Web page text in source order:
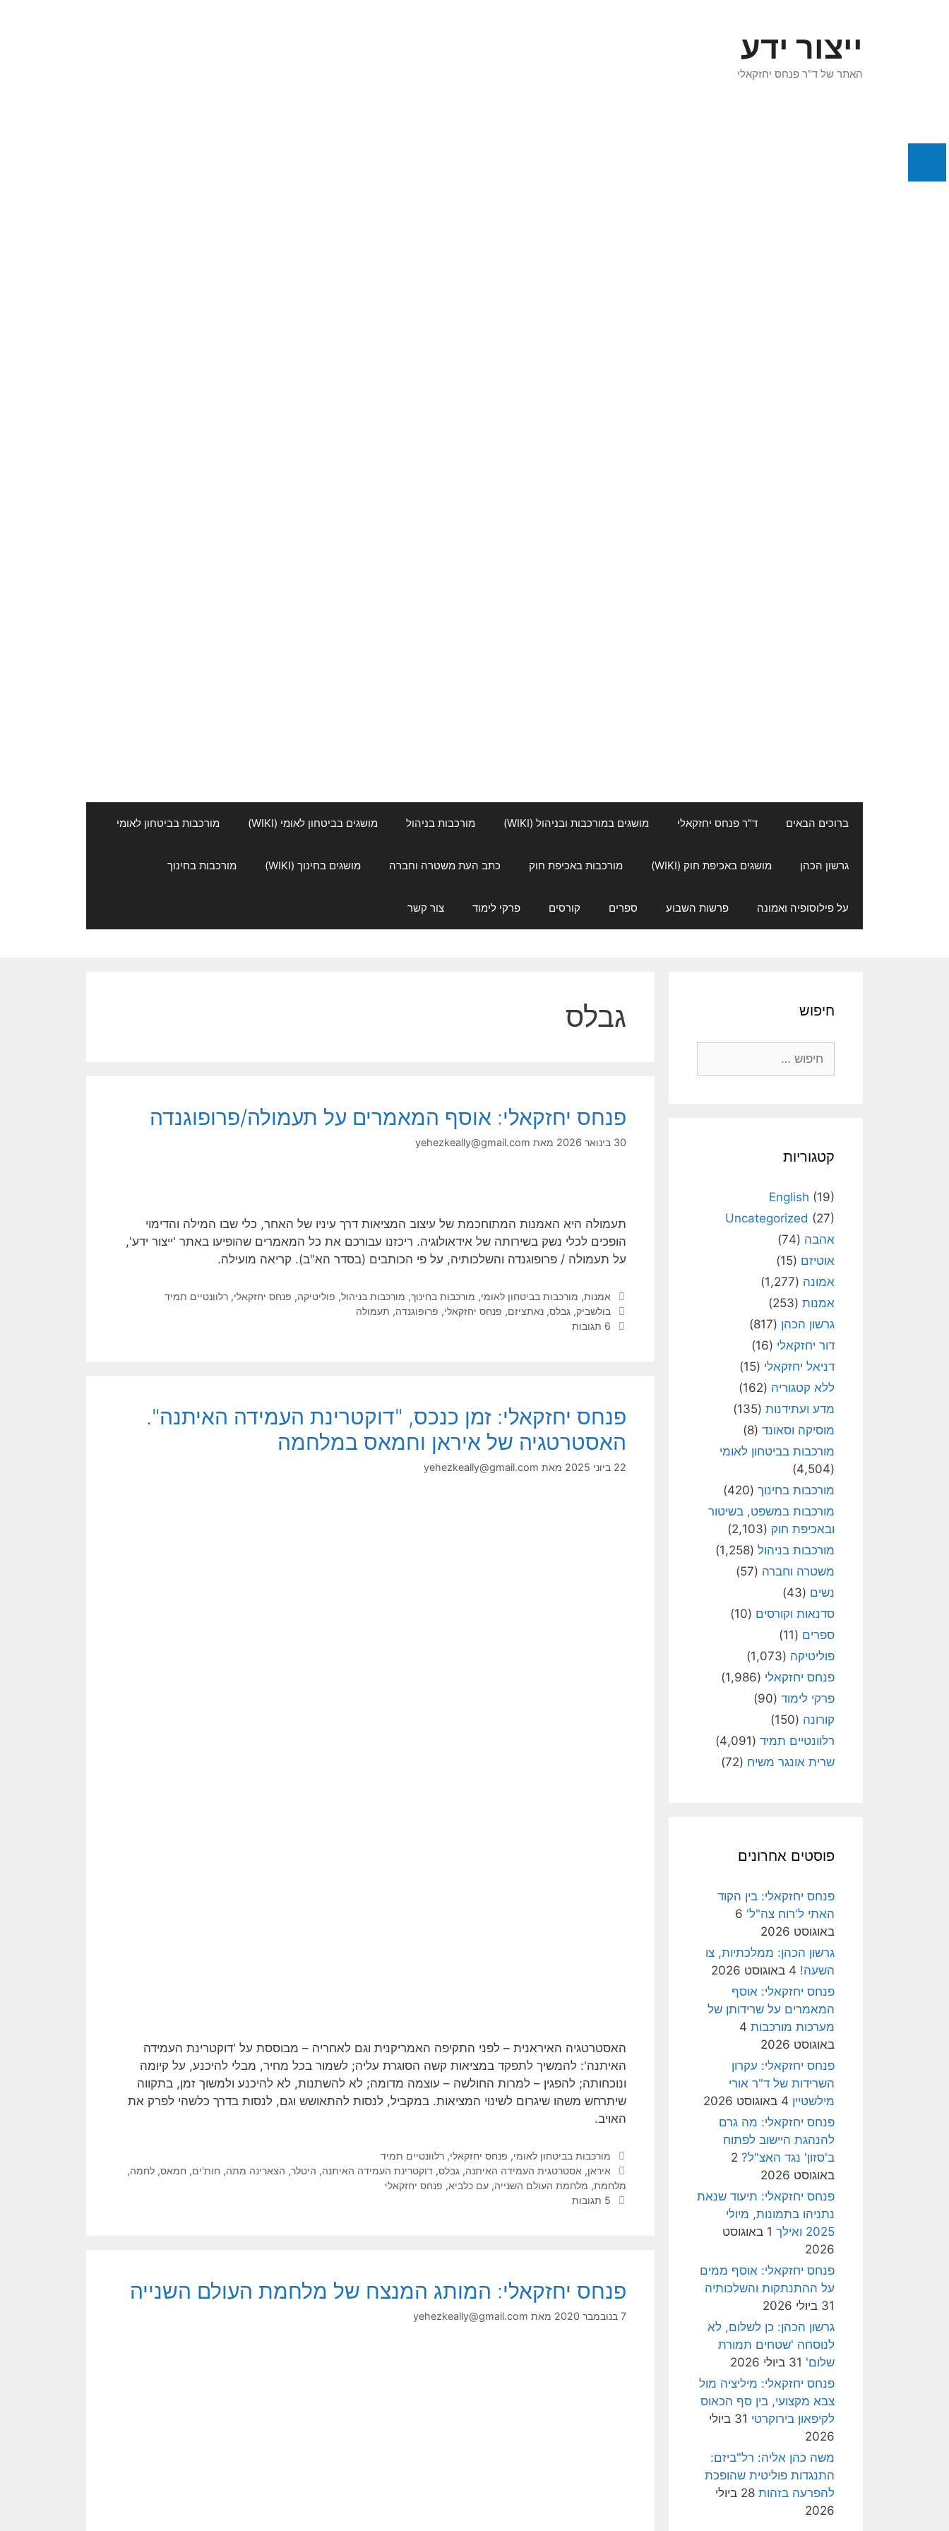
ייצור ידע
האתר של ד"ר פנחס יחזקאלי
ברוכים הבאים ד"ר פנחס יחזקאלי מושגים במורכבות ובניהול (WIKI) מורכבות בניהול מושגים בביטחון לאומי (WIKI) מורכבות בביטחון לאומי
גרשון הכהן מושגים באכיפת חוק (WIKI) מורכבות באכיפת חוק כתב העת משטרה וחברה מושגים בחינוך (WIKI) מורכבות בחינוך
על פילוסופיה ואמונה פרשות השבוע ספרים קורסים פרקי לימוד צור קשר
גבלס
פנחס יחזקאלי: אוסף המאמרים על תעמולה/פרופוגנדה
30 בינואר 2026 מאת yehezkeally@gmail.com
תעמולה היא האמנות המתוחכמת של עיצוב המציאות דרך עיניו של האחר, כלי שבו המילה והדימוי
הופכים לכלי נשק בשירותה של אידאולוגיה. ריכזנו עבורכם את כל המאמרים שהופיעו באתר 'ייצור ידע',
על תעמולה / פרופוגנדה והשלכותיה, על פי הכותבים (בסדר הא"ב). קריאה מועילה.
קטגוריות
אמנות, מורכבות בביטחון לאומי, מורכבות בחינוך, מורכבות בניהול, פוליטיקה, פנחס יחזקאלי, רלוונטיים תמיד
תגיות
בולשביק, גבלס, נאתציזם, פנחס יחזקאלי, פרופוגנדה, תעמולה
6 תגובות
פנחס יחזקאלי: זמן כנכס, "דוקטרינת העמידה האיתנה".
האסטרטגיה של איראן וחמאס במלחמה
22 ביוני 2025 מאת yehezkeally@gmail.com
האסטרטגיה האיראנית – לפני התקיפה האמריקנית וגם לאחריה – מבוססת על 'דוקטרינת העמידה
האיתנה': להמשיך לתפקד במציאות קשה הסוגרת עליה; לשמור בכל מחיר, מבלי להיכנע, על קיומה
ונוכחותה; להפגין – למרות החולשה – עוצמה מדומה; לא להשתנות, לא להיכנע ולמשוך זמן, בתקווה
שיתרחש משהו שיגרום לשינוי המציאות. במקביל, לנסות להתאושש וגם, לנסות בדרך כלשהי לפרק את
האויב.
קטגוריות
מורכבות בביטחון לאומי, פנחס יחזקאלי, רלוונטיים תמיד
תגיות
איראן, אסטרטגית העמידה האיתנה, גבלס, דוקטרינת העמידה האיתנה, היטלר, הצארינה מתה, חות'ים, חמאס, לחמה,
מלחמת, מלחמת העולם השנייה, עם כלביא, פנחס יחזקאלי
5 תגובות
פנחס יחזקאלי: המותג המנצח של מלחמת העולם השנייה
7 בנובמבר 2020 מאת yehezkeally@gmail.com
חיפוש
קטגוריות
English (19)
Uncategorized (27)
אהבה (74)
אוטיזם (15)
אמונה (1,277)
אמנות (253)
גרשון הכהן (817)
דור יחזקאלי (16)
דניאל יחזקאלי (15)
ללא קטגוריה (162)
מדע ועתידנות (135)
מוסיקה וסאונד (8)
מורכבות בביטחון לאומי
(4,504)
מורכבות בחינוך (420)
מורכבות במשפט, בשיטור
ובאכיפת חוק (2,103)
מורכבות בניהול (1,258)
משטרה וחברה (57)
נשים (43)
סדנאות וקורסים (10)
ספרים (11)
פוליטיקה (1,073)
פנחס יחזקאלי (1,986)
פרקי לימוד (90)
קורונה (150)
רלוונטיים תמיד (4,091)
שרית אונגר משיח (72)
פוסטים אחרונים
פנחס יחזקאלי: בין הקוד
האתי ל'רוח צה"ל' 6
באוגוסט 2026
גרשון הכהן: ממלכתיות, צו
השעה! 4 באוגוסט 2026
פנחס יחזקאלי: אוסף
המאמרים על שרידותן של
מערכות מורכבות 4
באוגוסט 2026
פנחס יחזקאלי: עקרון
השרידות של ד"ר אורי
מילשטיין 4 באוגוסט 2026
פנחס יחזקאלי: מה גרם
להנהגת היישוב לפתוח
ב'סזון' נגד האצ"ל? 2
באוגוסט 2026
פנחס יחזקאלי: תיעוד שנאת
נתניהו בתמונות, מיולי
2025 ואילך
1 באוגוסט
2026
פנחס יחזקאלי: אוסף ממים
על ההתנתקות והשלכותיה
31 ביולי 2026
גרשון הכהן: כן לשלום, לא
לנוסחה 'שטחים תמורת
שלום' 31 ביולי 2026
פנחס יחזקאלי: מיליציה מול
צבא מקצועי, בין סף הכאוס
לקיפאון בירוקרטי
31 ביולי
2026
משה כהן אליה: רל"ביזם:
התנגדות פוליטית שהופכת
להפרעה בזהות
28 ביולי
2026